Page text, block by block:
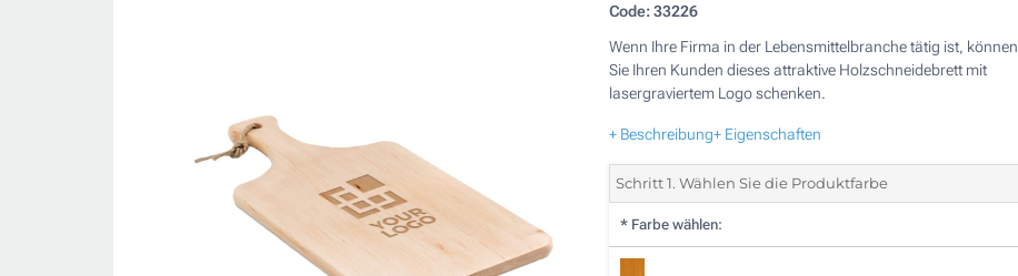
Code:33226
Wenn Ihre Firma in der Lebensmittelbranche tätig ist, können
Sie Ihren Kunden dieses attraktive Holzschneidebrett mit
lasergraviertem Logo schenken.
+ Beschreibung+ Eigenschaften
Schritt 1. Wählen Sie die Produktfarbe
* Farbe wählen: